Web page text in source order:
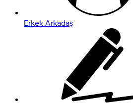
Erkek Arkadaş